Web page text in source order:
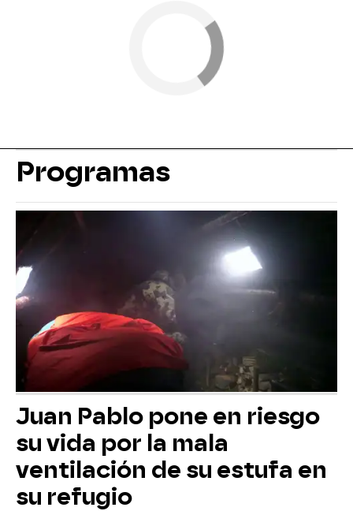
Programas
Juan Pablo pone en riesgo
su vida por la mala
ventilación de su estufa en
su refugio